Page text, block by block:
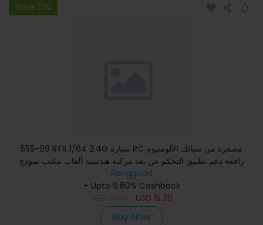
Save 12%
555-99 RTR 1/64 2.4G سيارة RC مصغرة من سبائك الألومنيوم
رافعة دعم تطبيق التحكم عن بعد مركبة هندسية ألعاب مكتب نموذج
مجمو
Banggood
+ Upto 9.80% Cashback
USD 15.39
Buy Now